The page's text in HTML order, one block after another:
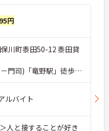
円
川町黍田50-12 黍田貸
門司)「竜野駅」徒歩1
ルバイト
人と接することが好き